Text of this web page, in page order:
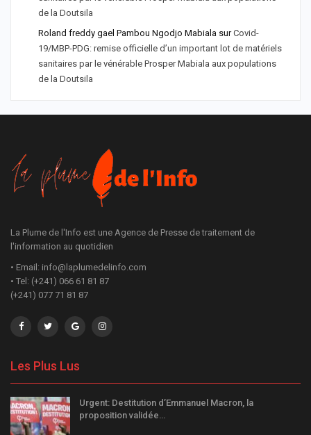
de la Doutsila
Roland freddy gael Pambou Ngodjo Mabiala surCovid-
19/MBP-PDG: remise officielle d’un important lot de matériels
sanitaires par le vénérable Prosper Mabiala aux populations
de la Doutsila
La Plume de l'Info est une Agence de Presse de traitement de
l'information au quotidien
• Email: info@laplumedelinfo.com
• Tel: (+241) 066 61 81 87
(+241) 077 71 81 87
Les Plus Lus
Urgent: Destitution d’Emmanuel Macron, la
proposition validée…